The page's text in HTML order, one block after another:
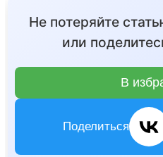
Не потеряйте
или
В
Поделиться